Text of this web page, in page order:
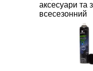
аксесуари та
всесезонний